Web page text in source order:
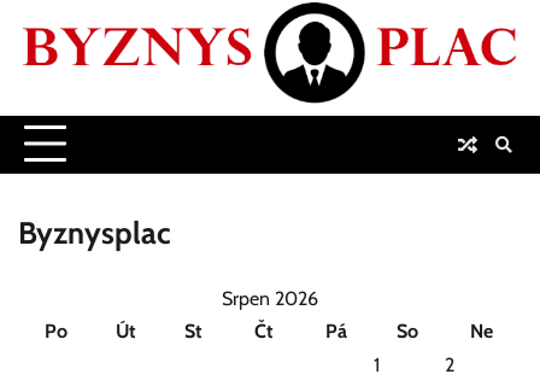
content
Byznysplac
Srpen 2026
Po
Út St Čt Pá So
Ne
1
2